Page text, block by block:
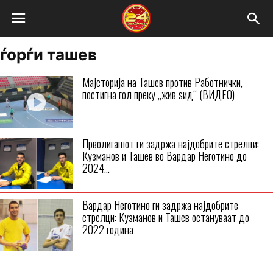
ѓорѓи ташев
Мајсторија на Ташев против Работнички,
постигна гол преку „жив ѕид“ (ВИДЕО)
Прволигашот ги задржа најдобрите стрелци:
Кузманов и Ташев во Вардар Неготино до
2024...
Вардар Неготино ги задржа најдобрите
стрелци: Кузманов и Ташев остануваат до
2022 година